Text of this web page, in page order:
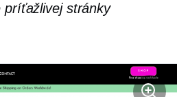
príťažlivej stránky